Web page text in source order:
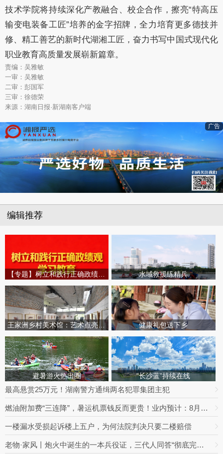
技术学院将持续深化产教融合、校企合作，擦亮“特高压
输变电装备工匠”培养的金字招牌，全力培育更多德技并
修、精工善艺的新时代湖湘工匠，奋力书写中国式现代化
职业教育高质量发展崭新篇章。
责编：吴雅敏
一审：吴雅敏
二审：彭国军
三审：徐德荣
来源：湖南日报·新湖南客户端
广告
编辑推荐
水域救援练精兵
王家洲乡村美术馆：艺术点亮田园乡村 健康礼包送下乡
避暑游火热出圈 “长沙蓝”持续在线
最高悬赏25万元！湖南警方通缉两名犯罪集团主犯
燃油附加费“三连降”，暑运机票钱反而更贵！业内预计：8月下旬将迎回落拐点
一楼漏水受损起诉楼上五户，为何法院判决只要二楼赔偿
老物·家风丨炮火中诞生的一本兵役证，三代人同答“彻底完成任务”